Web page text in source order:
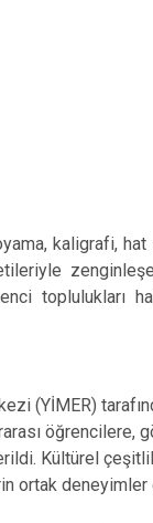
kaligrafi,
toplulukları
(YİMER)
öğrencilere,
Kültürel
ortak deneyimler